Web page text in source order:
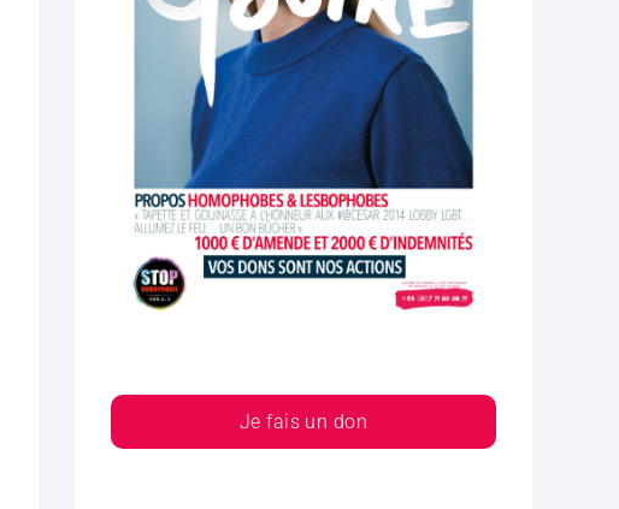
Je fais un don